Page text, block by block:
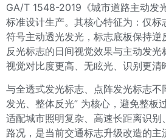
GA/T 1548-2019《城市道路主动发
标准设计生产。其核心特征为：仅标
符号主动透光发光，标志底板保持逆
反光标志的日间视觉效果与主动发光
视觉对比度更高、无眩光、识别更清
与全透式发光标志、点阵发光标志不
发光、整体反光” 为核心，避免整板
适配城市照明复杂、高速长距离识别
路况，是当前交通标志升级改造的主